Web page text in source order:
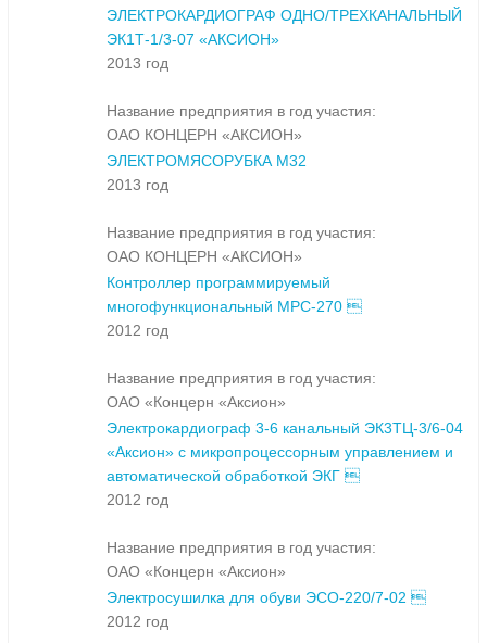
ЭЛЕКТРОКАРДИОГРАФ ОДНО/ТРЕХКАНАЛЬНЫЙ
ЭК1Т-1/3-07 «АКСИОН»
2013 год
Название предприятия в год участия:
ОАО КОНЦЕРН «АКСИОН»
ЭЛЕКТРОМЯСОРУБКА М32
2013 год
Название предприятия в год участия:
ОАО КОНЦЕРН «АКСИОН»
Контроллер программируемый
многофункциональный МРС-270 
2012 год
Название предприятия в год участия:
ОАО «Концерн «Аксион»
Электрокардиограф 3-6 канальный ЭК3ТЦ-3/6-04
«Аксион» с микропроцессорным управлением и
автоматической обработкой ЭКГ 
2012 год
Название предприятия в год участия:
ОАО «Концерн «Аксион»
Электросушилка для обуви ЭСО-220/7-02 
2012 год